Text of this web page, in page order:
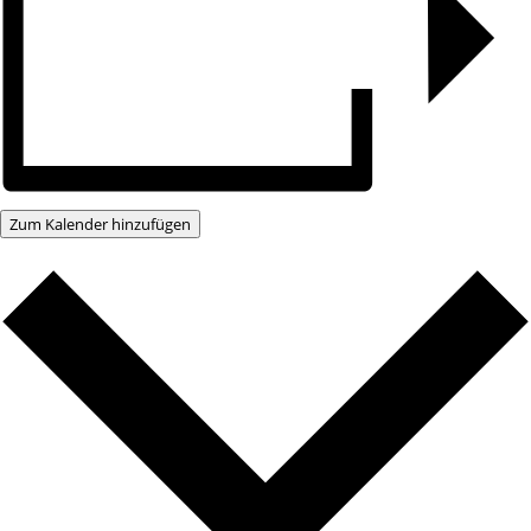
Zum Kalender hinzufügen